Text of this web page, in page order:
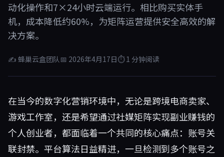
动化操作和7×24小时云端运行。相比购买实体手
机，成本降低约60%，为矩阵运营提供安全高效的解
决方案。
✍ 蜂巢云盒团队📅 2026年4月17日⏱ 1 分钟阅读
在当今的数字化营销环境中，无论是跨境电商卖家、
游戏工作室，还是希望通过社媒矩阵实现副业赚钱的
个人创业者，都面临着一个共同的核心痛点：账号关
联封禁。平台算法日益精进，一旦检测到多个账号之